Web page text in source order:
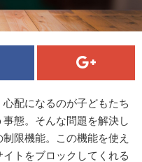
配になるのが子どもたち
態。そんな問題を解決し
限機能。この機能を使え
トをブロックしてくれる